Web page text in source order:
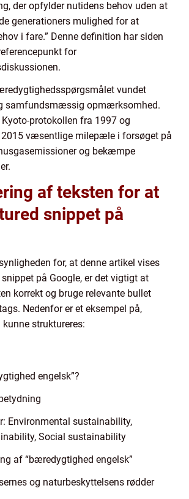
der opfylder nutidens behov uden at
generationers mulighed for at
i fare.” Denne definition har siden
for
vundet
samfundsmæssig opmærksomhed.
protokollen fra 1997 og
væsentlige milepæle i forsøget på
og bekæmpe
af teksten for at
snippet på
for, at denne artikel vises
på Google, er det vigtigt at
korrekt og bruge relevante bullet
Nedenfor er et eksempel på,
struktureres:
engelsk”?
Environmental sustainability,
Social sustainability
af “bæredygtighed engelsk”
og naturbeskyttelsens rødder